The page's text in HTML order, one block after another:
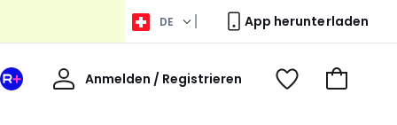
DE App herunterladen
Ihr
Anmelden / Registrieren
Willkommen
Voir
Zum